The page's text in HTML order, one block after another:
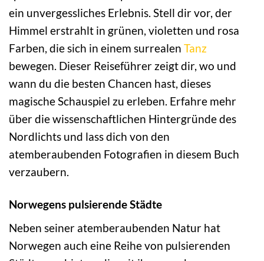
ein unvergessliches Erlebnis. Stell dir vor, der
Himmel erstrahlt in grünen, violetten und rosa
Farben, die sich in einem surrealen Tanz
bewegen. Dieser Reiseführer zeigt dir, wo und
wann du die besten Chancen hast, dieses
magische Schauspiel zu erleben. Erfahre mehr
über die wissenschaftlichen Hintergründe des
Nordlichts und lass dich von den
atemberaubenden Fotografien in diesem Buch
verzaubern.
Norwegens pulsierende Städte
Neben seiner atemberaubenden Natur hat
Norwegen auch eine Reihe von pulsierenden